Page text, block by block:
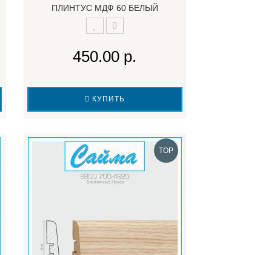
ПЛИНТУС МДФ 60 БЕЛЫЙ
450.00 р.
КУПИТЬ
TOP